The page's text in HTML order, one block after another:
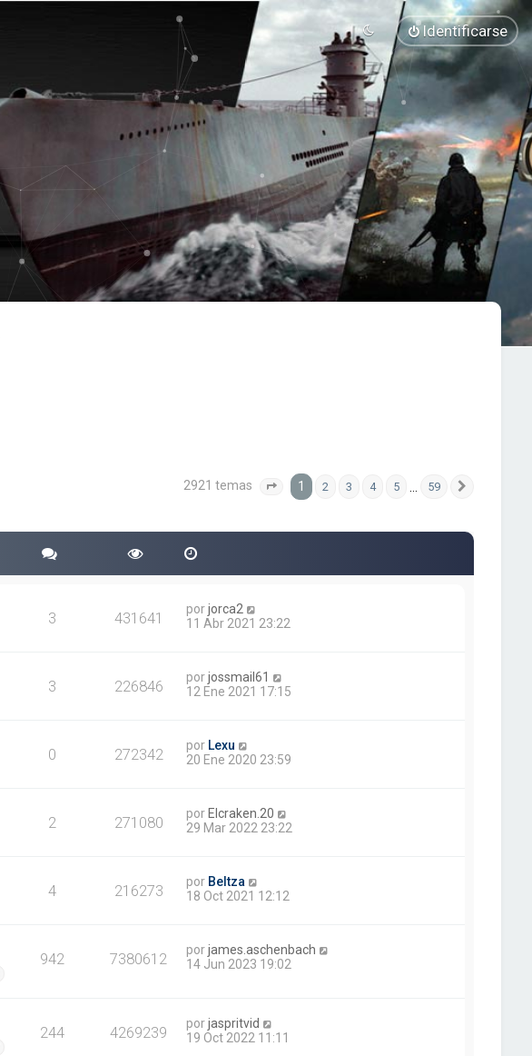
Identificarse
2921 temas Página 1de 59
1 2 3 4 5 59
3 431641 porjorca2
11 Abr 2021 23:22
3 226846 porjossmail61
12 Ene 2021 17:15
0 272342 por Lexu
20 Ene 2020 23:59
2 271080 por Elcraken.20
29 Mar 2022 23:22
4 216273 por Beltza
18 Oct 2021 12:12
942 7380612 porjames.aschenbach
14 Jun 2023 19:02
244 4269239 porjaspritvid
19 Oct 2022 11:11